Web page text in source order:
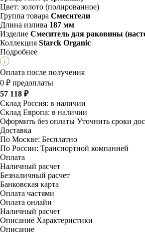
Цвет: золото (полированное)
Группа товара Смесители
Длина излива 187 мм
Изделие Смеситель для раковины
Коллекция Starck Organic
Подробнее
Оплата после получения
0 ₽ предоплаты
57 118 ₽
Склад Россия: в наличии
Склад Европа: в наличии
Оформить без оплаты Уточнить сроки
Доставка
По Москве: Бесплатно
По России: Транспортной компанией
Оплата
Наличный расчет
Безналичный расчет
Банковская карта
Оплата частями
Оплата онлайн
Наличный расчет
Описание Характеристики
Описание